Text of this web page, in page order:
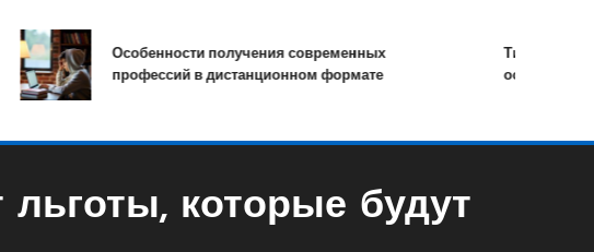
Особенности получения современных
профессий в дистанционном формате
Типы удаленных
особенности
которые будут